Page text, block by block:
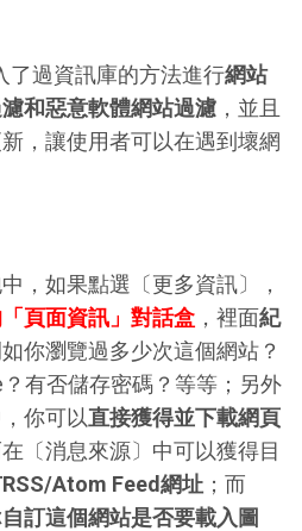
了過資訊庫的方法進行網站
和惡意軟體網站過濾 ，並且
，讓使用者可以在遇到壞網
，如果點選〔更多資訊〕，
頁面資訊」對話盒 ，裡面紀
如你瀏覽過多少次這個網站？
有否儲存密碼？等等；另外
你可以直接獲得並下載網頁
在〔消息來源〕中可以獲得目
RSS/Atom Feed網址 ；而
自訂這個網站是否要載入圖